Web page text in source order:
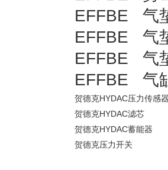
EFFBE 气
EFFBE
EFFBE
EFFBE
贺德克HYDAC压力传感
贺德克HYDAC滤芯
贺德克HYDAC蓄能器
贺德克压力开关